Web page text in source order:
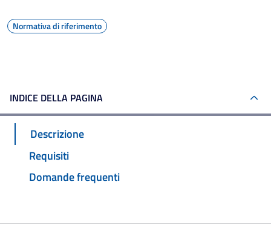
Normativa di riferimento
INDICE DELLA PAGINA
Descrizione
Requisiti
Domande frequenti